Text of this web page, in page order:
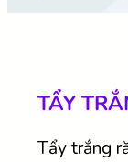
TẨY
Tẩy trắng